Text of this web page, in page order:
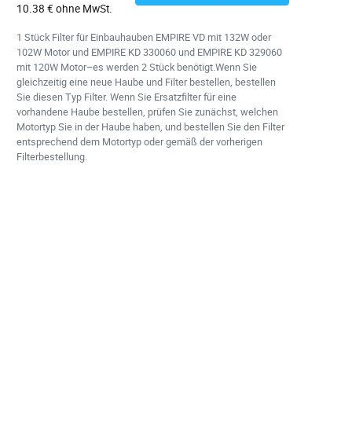
10.38 € ohne MwSt.
1 Stück Filter für Einbauhauben EMPIRE VD mit 132W oder
102W Motor und EMPIRE KD 330060 und EMPIRE KD 329060
mit 120W Motor–es werden 2 Stück benötigt.Wenn Sie
gleichzeitig eine neue Haube und Filter bestellen, bestellen
Sie diesen Typ Filter. Wenn Sie Ersatzfilter für eine
vorhandene Haube bestellen, prüfen Sie zunächst, welchen
Motortyp Sie in der Haube haben, und bestellen Sie den Filter
entsprechend dem Motortyp oder gemäß der vorherigen
Filterbestellung.